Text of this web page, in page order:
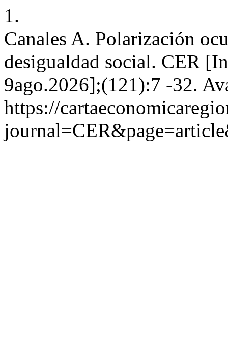
1.
Canales A. Polarización
desigualdad social. CER
9ago.2026];(121):7 -32.
https://